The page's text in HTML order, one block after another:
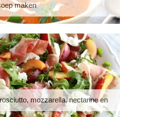
maken
mozzarella, nectarine en